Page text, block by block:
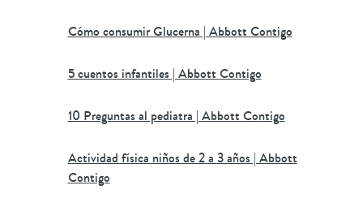
Cómo consumir Glucerna | Abbott Contigo
5 cuentos infantiles | Abbott Contigo
10 Preguntas al pediatra | Abbott Contigo
Actividad física niños de 2 a 3 años | Abbott
Contigo